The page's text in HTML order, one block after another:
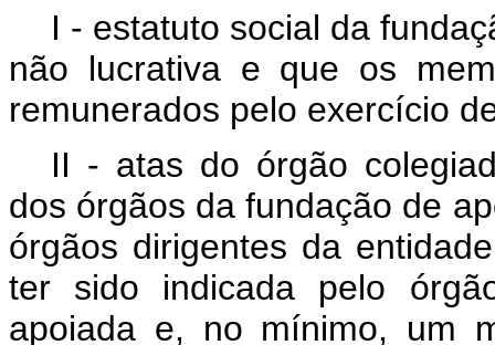
I - estatuto social da
não lucrativa e que os
remunerados pelo exercício
II - atas do órgão
dos órgãos da fundação de
órgãos dirigentes da
ter sido indicada pelo
apoiada e, no mínimo, um